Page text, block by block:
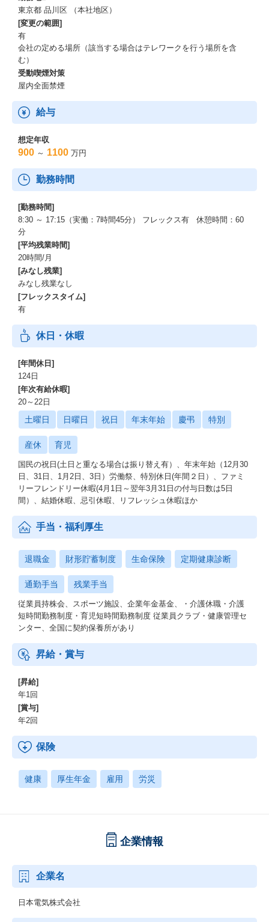
東京都 品川区 （本社地区）
[変更の範囲]
有
会社の定める場所（該当する場合はテレワークを行う場所を含
む）
受動喫煙対策
屋内全面禁煙
給与
想定年収
900 ～ 1100 万円
勤務時間
[勤務時間]
8:30 ～ 17:15（実働：7時間45分） フレックス有 休憩時間：60
分
[平均残業時間]
20時間/月
[みなし残業]
みなし残業なし
[フレックスタイム]
有
休日・休暇
[年間休日]
124日
[年次有給休暇]
20～22日
土曜日 日曜日 祝日 年末年始 慶弔 特別
産休 育児
国民の祝日(土日と重なる場合は振り替え有）、年末年始（12月30
日、31日、1月2日、3日）労働祭、特別休日(年間２日）、ファミ
リーフレンドリー休暇(4月1日～翌年3月31日の付与日数は5日
間）、結婚休暇、忌引休暇、リフレッシュ休暇ほか
手当・福利厚生
退職金 財形貯蓄制度 生命保険 定期健康診断
通勤手当 残業手当
従業員持株会、スポーツ施設、企業年金基金、・介護休職・介護
短時間勤務制度・育児短時間勤務制度 従業員クラブ・健康管理セ
ンター、全国に契約保養所があり
昇給・賞与
[昇給]
年1回
[賞与]
年2回
保険
健康 厚生年金 雇用 労災
企業情報
企業名
日本電気株式会社